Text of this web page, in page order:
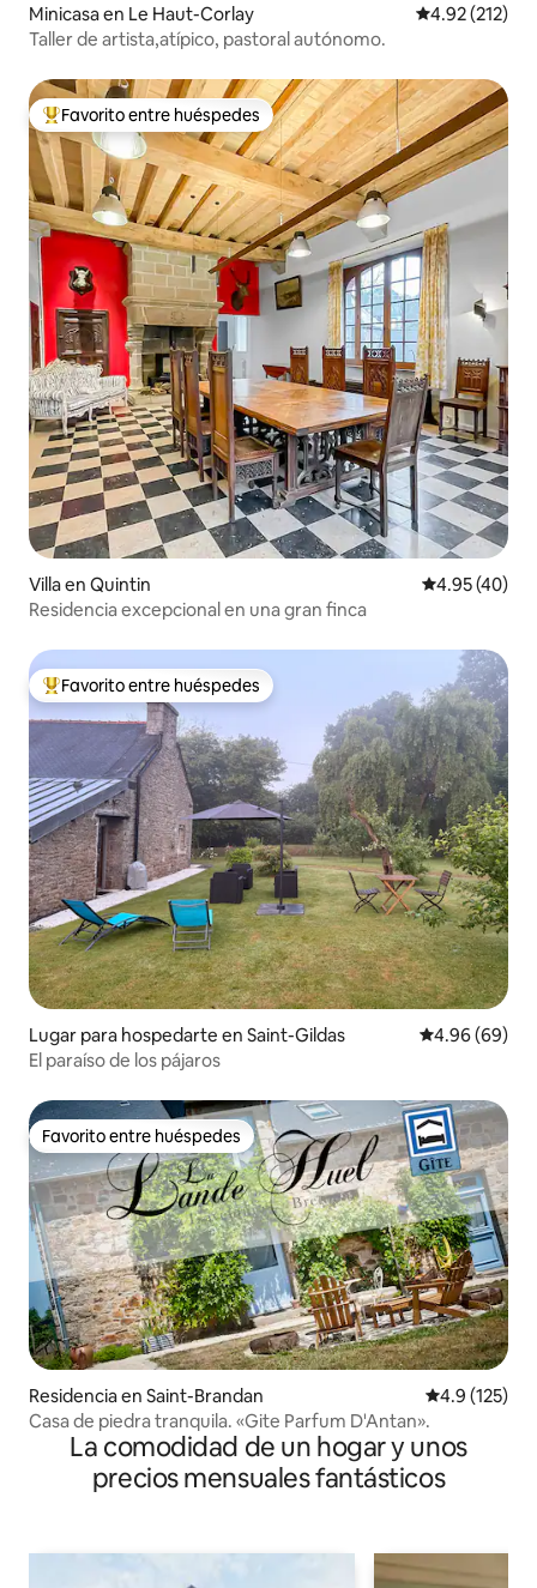
Minicasa en Le Haut-Corlay Calificación
4.92 (212)
Taller de artista,atípico, pastoral autónomo.
De los mejores en Favorito entre huéspedes
Favorito entre huéspedes
Villa en Quintin Calificación
4.95 (40)
Residencia excepcional en una gran finca
De los mejores en Favorito entre huéspedes
Favorito entre huéspedes
Lugar para hospedarte en Saint-Gildas Calificación
4.96 (69)
El paraíso de los pájaros
Favorito entre huéspedes
Favorito entre huéspedes
Residencia en Saint-Brandan Calificación
4.9 (125)
Casa de piedra tranquila. «Gite Parfum D'Antan».
La comodidad de un hogar y unos
precios mensuales fantásticos